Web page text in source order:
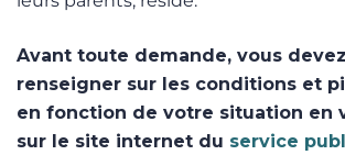
Avant toute demande, vous
renseigner sur les conditions et
en fonction de votre situation en
sur le site internet du service